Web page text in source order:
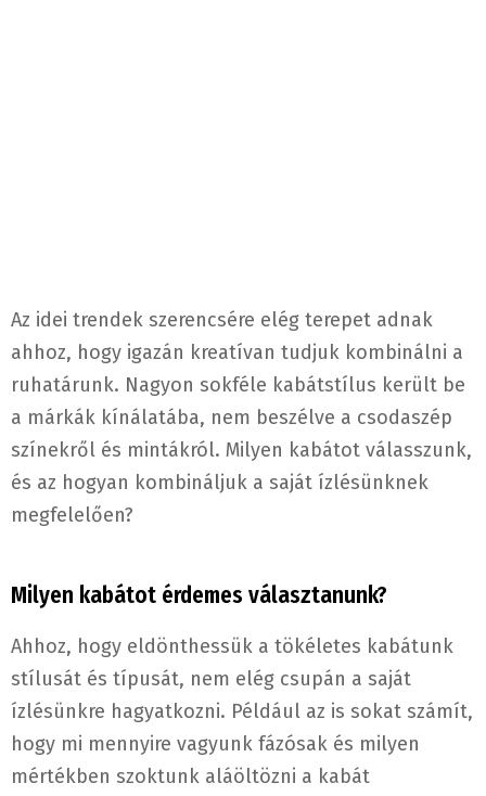
Az idei trendek szerencsére elég terepet adnak
ahhoz, hogy igazán kreatívan tudjuk kombinálni a
ruhatárunk. Nagyon sokféle kabátstílus került be
a márkák kínálatába, nem beszélve a csodaszép
színekről és mintákról. Milyen kabátot válasszunk,
és az hogyan kombináljuk a saját ízlésünknek
megfelelően?
Milyen kabátot érdemes választanunk?
Ahhoz, hogy eldönthessük a tökéletes kabátunk
stílusát és típusát, nem elég csupán a saját
ízlésünkre hagyatkozni. Például az is sokat számít,
hogy mi mennyire vagyunk fázósak és milyen
mértékben szoktunk aláöltözni a kabát